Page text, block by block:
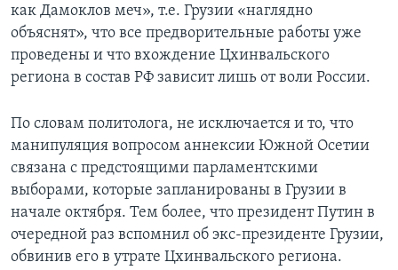
как Дамоклов меч», т.е. Грузии «наглядно
объяснят», что все предворительные работы уже
проведены и что вхождение Цхинвальского
региона в состав РФ зависит лишь от воли России.
По словам политолога, не исключается и то, что
манипуляция вопросом аннексии Южной Осетии
связана с предстоящими парламентскими
выборами, которые запланированы в Грузии в
начале октября. Тем более, что президент Путин в
очередной раз вспомнил об экс-президенте Грузии,
обвинив его в утрате Цхинвальского региона.